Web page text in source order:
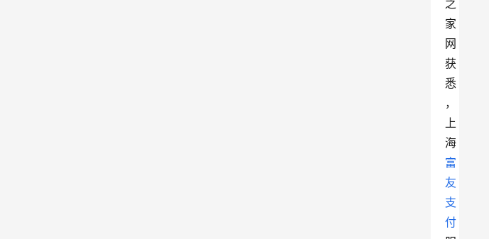
之
家
网
获
悉
，
上
海
富
友
支
付